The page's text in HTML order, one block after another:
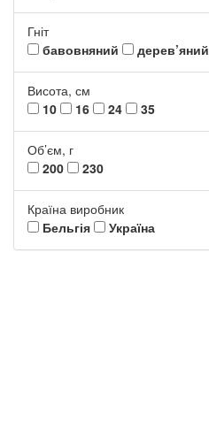
Гніт
бавовняний
дерев’яний
Висота, см
10
16 24 35
Об’єм, г
200
230
Країна виробник
Бельгія
Україна